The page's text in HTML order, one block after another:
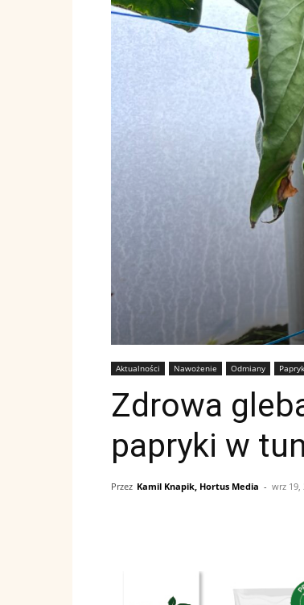
Aktualności Nawożenie Odmiany
Zdrowa
papryki w
Przez Kamil Knapik, Hortus Media - wrz 19,